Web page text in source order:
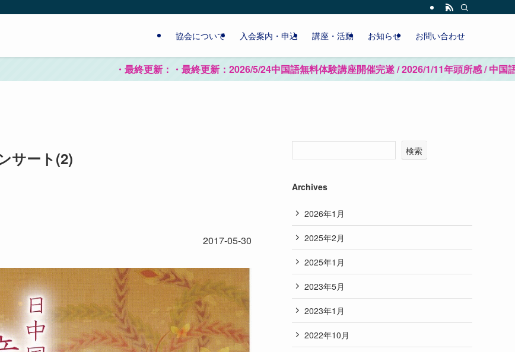
協会について 入会案内・申込 講座・活動 お知らせ お問い合わせ
更新：・最終更新：2026/5/24中国語無料体験講座開催完遂 / 2026/1/11年頭所感 / 中国語無料体験講座開
サート(2)
2017-05-30
検索
Archives
2026年1月
2025年2月
2025年1月
2023年5月
2023年1月
2022年10月